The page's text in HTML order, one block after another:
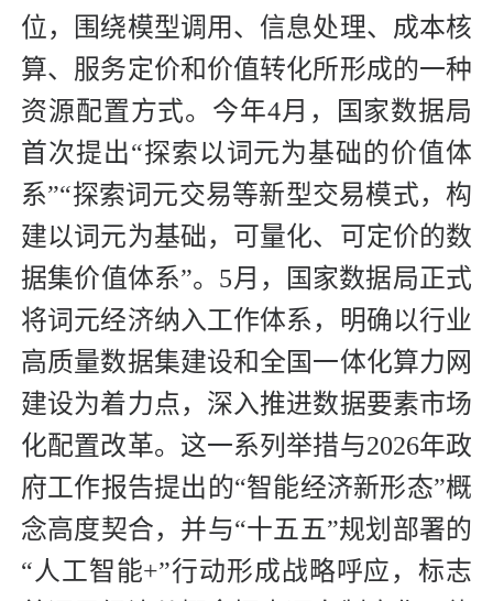
位，围绕模型调用、信息处理、成本核
算、服务定价和价值转化所形成的一种
资源配置方式。今年4月，国家数据局
首次提出“探索以词元为基础的价值体
系”“探索词元交易等新型交易模式，构
建以词元为基础，可量化、可定价的数
据集价值体系”。5月，国家数据局正式
将词元经济纳入工作体系，明确以行业
高质量数据集建设和全国一体化算力网
建设为着力点，深入推进数据要素市场
化配置改革。这一系列举措与2026年政
府工作报告提出的“智能经济新形态”概
念高度契合，并与“十五五”规划部署的
“人工智能+”行动形成战略呼应，标志